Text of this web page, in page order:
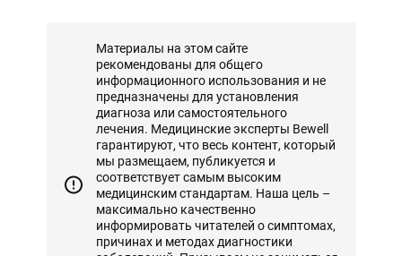
Материалы на этом сайте
рекомендованы для общего
информационного использования и не
предназначены для установления
диагноза или самостоятельного
лечения. Медицинские эксперты Bewell
гарантируют, что весь контент, который
мы размещаем, публикуется и
соответствует самым высоким
медицинским стандартам. Наша цель –
максимально качественно
информировать читателей о симптомах,
причинах и методах диагностики